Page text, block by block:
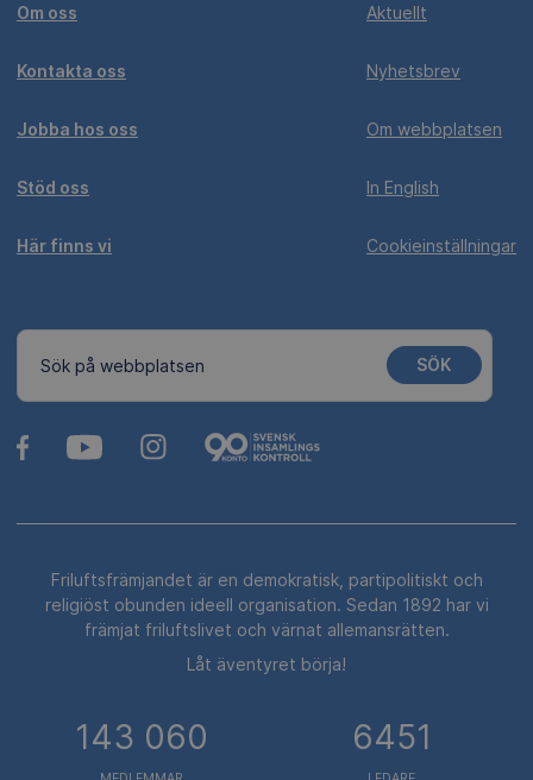
Om oss
Kontakta oss
Jobba hos oss
Stöd oss
Här finns vi
Aktuellt
Nyhetsbrev
Om webbplatsen
In English
Cookieinställningar
Sök på webbplatsen SÖK
Friluftsfrämjandet är en demokratisk, partipolitiskt och
religiöst obunden ideell organisation. Sedan 1892 har vi
främjat friluftslivet och värnat allemansrätten.
Låt äventyret börja!
143 060 6451